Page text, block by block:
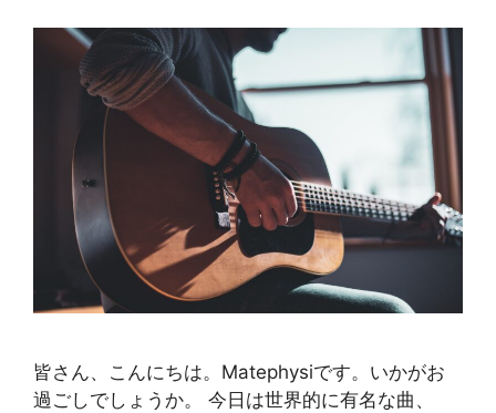
皆さん、こんにちは。Matephysiです。いかがお
過ごしでしょうか。 今日は世界的に有名な曲、